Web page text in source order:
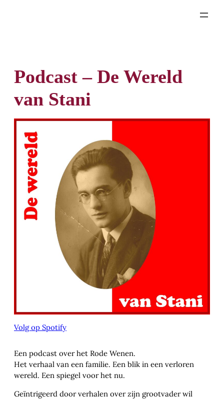
Podcast – De Wereld
van Stani
Volg op Spotify
Een podcast over het Rode Wenen.
Het verhaal van een familie. Een blik in een verloren
wereld. Een spiegel voor het nu.
Geïntrigeerd door verhalen over zijn grootvader wil